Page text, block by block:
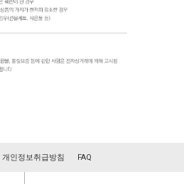
개인정보취급방침 FAQ